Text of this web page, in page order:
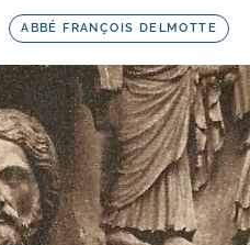
ABBÉ FRANÇOIS DELMOTTE